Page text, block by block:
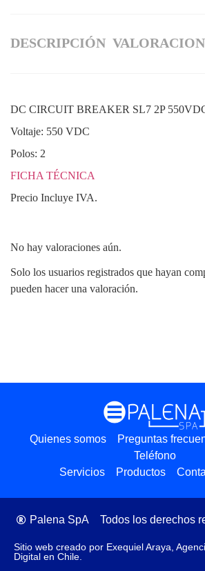
DESCRIPCIÓN
DC CIRCUIT BREAKER SL7 2P
Voltaje: 550 VDC
Polos: 2
FICHA TÉCNICA
Precio Incluye IVA.
No hay valoraciones aún.
Solo los usuarios registrados que hayan
pueden hacer una valoración.
Quienes somos Preguntas
Teléfono
Servicios
Productos
Palena SpA Todos los derechos
Sitio web creado por Exequiel Araya,
Digital en Chile.